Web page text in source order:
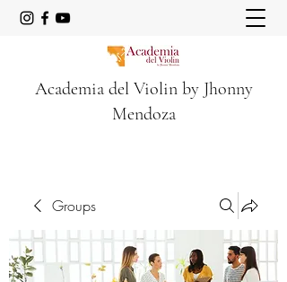
Academia del Violin by Jhonny
Mendoza
Groups